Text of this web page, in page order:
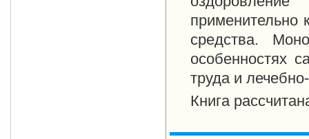
применительно
средства.
особенностях
труда и
Книга